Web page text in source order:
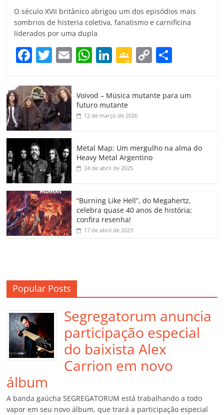
O século XVII britânico abrigou um dos episódios mais
sombrios de histeria coletiva, fanatismo e carnificina
liderados por uma dupla
F
c
e
b
o
o
k
T
itt
er
E
ai
W
at
s
A
p
Li
k
e
dI
G
gl
e
a
ss
o
m
C
y
k
p
h
Voivod – Música mutante para um
futuro mutante
12 de março de 2026
Metal Map: Um mergulho na alma do
Heavy Metal Argentino
24 de abril de 2025
“Burning Like Hell”, do Megahertz,
celebra quase 40 anos de história;
confira resenha!
17 de abril de 2023
Popular Posts
Segregatorum anuncia
participação especial
do baixista Alex
Carrion em novo
álbum
A banda gaúcha SEGREGATORUM está trabalhando a todo
vapor em seu novo álbum, que trará a participação especial